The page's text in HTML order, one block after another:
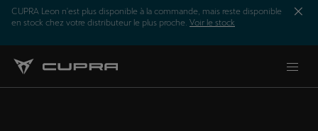
CUPRA Leon n'est plus disponible à la commande, mais reste disponible
en stock chez votre distributeur le plus proche. Voir le stock